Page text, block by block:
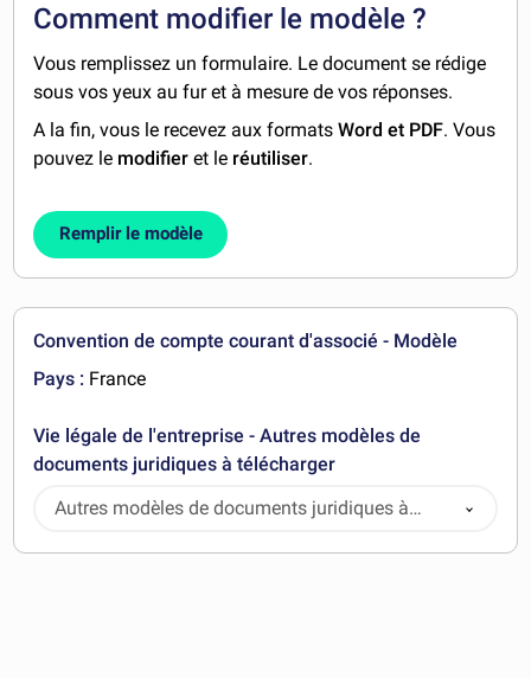
Comment modifier le modèle ?
Vous remplissez un formulaire. Le document se rédige
sous vos yeux au fur et à mesure de vos réponses.
A la fin, vous le recevez aux formatsWord et PDF. Vous
pouvez le modifier et le réutiliser.
Remplir le modèle
Convention de compte courant d'associé - Modèle
Pays : France
Vie légale de l'entreprise - Autres modèles de
documents juridiques à télécharger
Autres modèles de documents juridiques à
télécharger